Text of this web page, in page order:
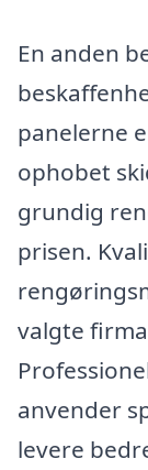
En anden
panelerne
ophobet
grundig
prisen.
valgte
anvender
levere